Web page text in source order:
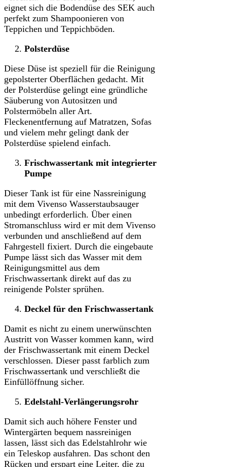
eignet sich die Bodendüse des SEK auch
perfekt zum Shampoonieren von
Teppichen und Teppichböden.
Polsterdüse
Diese Düse ist speziell für die Reinigung
gepolsterter Oberflächen gedacht. Mit
der Polsterdüse gelingt eine gründliche
Säuberung von Autositzen und
Polstermöbeln aller Art.
Fleckenentfernung auf Matratzen, Sofas
und vielem mehr gelingt dank der
Polsterdüse spielend einfach.
Frischwassertank mit integrierter
Pumpe
Dieser Tank ist für eine Nassreinigung
mit dem Vivenso Wasserstaubsauger
unbedingt erforderlich. Über einen
Stromanschluss wird er mit dem Vivenso
verbunden und anschließend auf dem
Fahrgestell fixiert. Durch die eingebaute
Pumpe lässt sich das Wasser mit dem
Reinigungsmittel aus dem
Frischwassertank direkt auf das zu
reinigende Polster sprühen.
Deckel für den Frischwassertank
Damit es nicht zu einem unerwünschten
Austritt von Wasser kommen kann, wird
der Frischwassertank mit einem Deckel
verschlossen. Dieser passt farblich zum
Frischwassertank und verschließt die
Einfüllöffnung sicher.
Edelstahl-Verlängerungsrohr
Damit sich auch höhere Fenster und
Wintergärten bequem nassreinigen
lassen, lässt sich das Edelstahlrohr wie
ein Teleskop ausfahren. Das schont den
Rücken und erspart eine Leiter, die zu